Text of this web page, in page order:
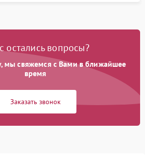
остались вопросы?
мы свяжемся с Вами в ближайшее
время
Заказать звонок